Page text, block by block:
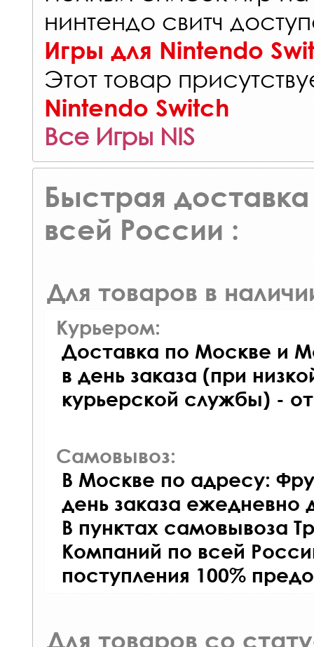
нинтендо свитч
Игры для Nintendo
Этот товар
Nintendo Switch
Все Игры NIS
Быстрая доставка
всей России :
Для товаров в
Курьером:
Доставка по Москве и
в день заказа (при
курьерской службы) -
Самовывоз:
В Москве по адресу:
день заказа ежедневно
В пунктах самовывоза
Компаний по всей
поступления 100%
Для товаров со